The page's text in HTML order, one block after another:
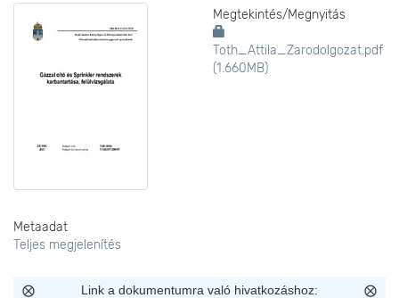
Megtekintés/Megnyitás
Toth_Attila_Zarodolgozat.pdf
(1.660MB)
Metaadat
Teljes megjelenítés
Link a dokumentumra való hivatkozáshoz: